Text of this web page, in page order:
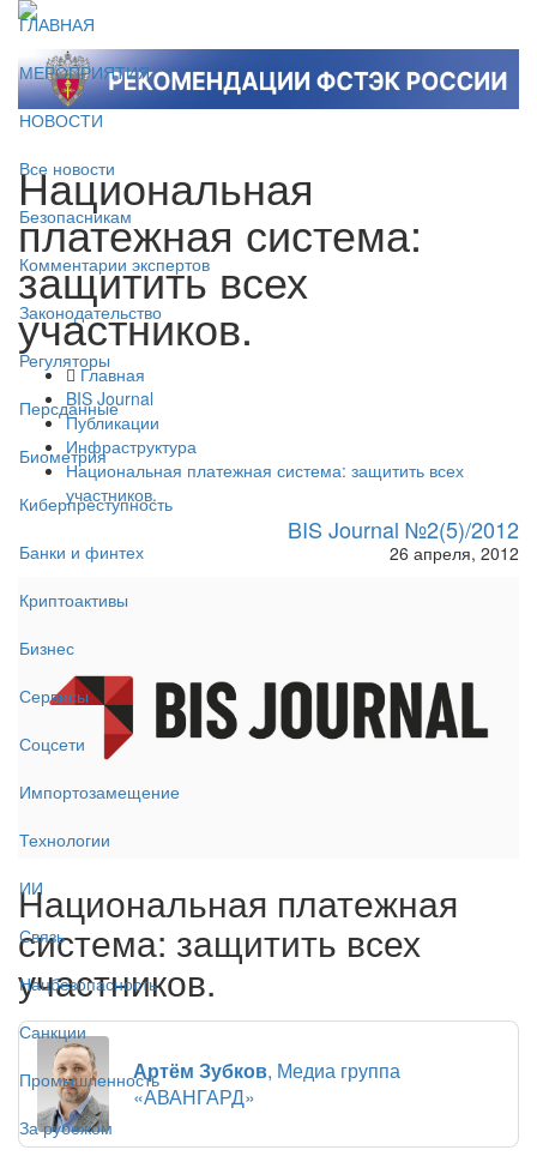
ГЛАВНАЯ
МЕРОПРИЯТИЯ
НОВОСТИ
Все новости
Безопасникам
Комментарии экспертов
Законодательство
Регуляторы
Персданные
Биометрия
Киберпреступность
Банки и финтех
Криптоактивы
Бизнес
Сервисы
Соцсети
Импортозамещение
Технологии
ИИ
Связь
Нацбезопасность
Санкции
Промышленность
За рубежом
Национальная
платежная система:
защитить всех
участников.
Главная
BIS Journal
Публикации
Инфраструктура
Национальная платежная система: защитить всех
участников.
BIS Journal №2(5)/2012
26 апреля, 2012
Национальная платежная
система: защитить всех
участников.
Артём Зубков, Медиа группа
«АВАНГАРД»